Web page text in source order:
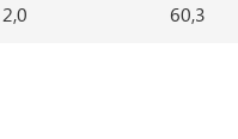
2,0 60,3